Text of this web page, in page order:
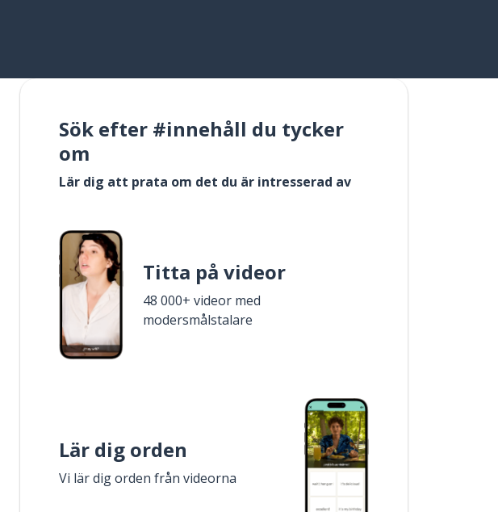
Sök efter #innehåll du tycker
om
Lär dig att prata om det du är intresserad av
Titta på videor
48 000+ videor med
modersmålstalare
Lär dig orden
Vi lär dig orden från videorna